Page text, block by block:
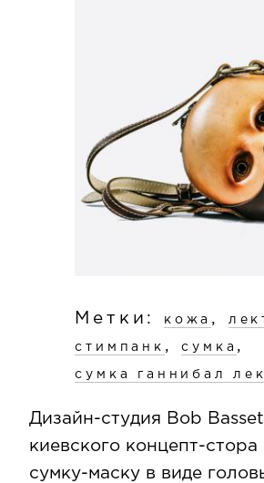
Метки: кожа ,
стимпанк ,сумка ,
сумка ганнибал
Дизайн-студия Bob
киевского концепт-
сумку-маску в виде